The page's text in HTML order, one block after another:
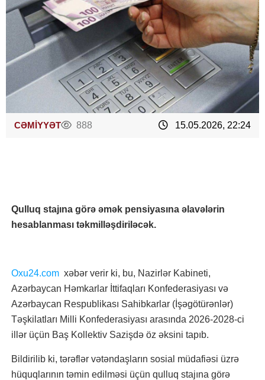
CƏMİYYƏT 888 15.05.2026, 22:24
Qulluq stajına görə əmək pensiyasına əlavələrin
hesablanması təkmilləşdiriləcək.
Oxu24.com xəbər verir ki, bu, Nazirlər Kabineti,
Azərbaycan Həmkarlar İttifaqları Konfederasiyası və
Azərbaycan Respublikası Sahibkarlar (İşəgötürənlər)
Təşkilatları Milli Konfederasiyası arasında 2026-2028-ci
illər üçün Baş Kollektiv Sazişdə öz əksini tapıb.
Bildirilib ki, tərəflər vətəndaşların sosial müdafiəsi üzrə
hüquqlarının təmin edilməsi üçün qulluq stajına görə